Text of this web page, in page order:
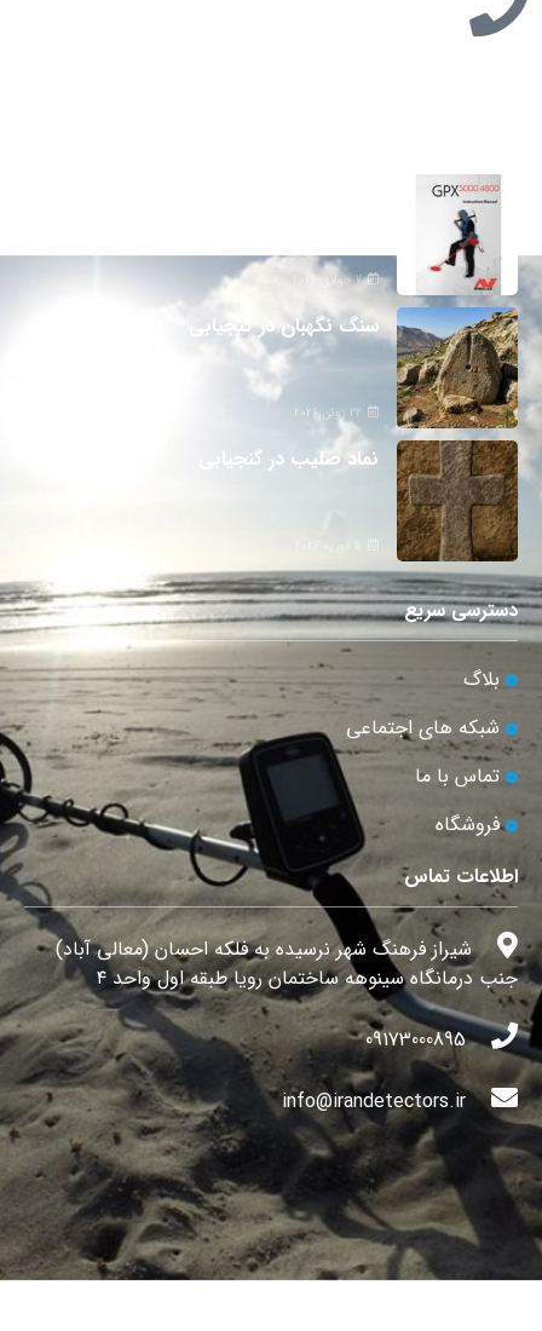
7 جولای 2026
سنگ نگهبان در گنجیابی
22 ژوئن 2026
نماد صلیب در گنجیابی
دسترسی سریع
بلاگ
شبکه های اجتماعی
تماس با ما
فروشگاه
اطلاعات تماس
شیراز فرهنگ شهر نرسیده به فلکه احسان (معالی آباد)
جنب درمانگاه سینوهه ساختمان رویا طبقه اول واحد ۴
09173000895
info@irandetectors.ir